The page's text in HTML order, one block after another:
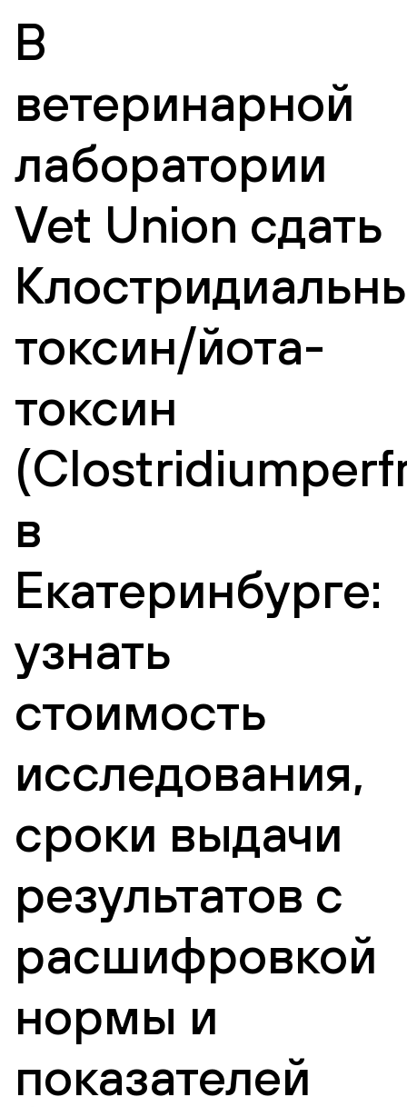
В
ветеринарной
лаборатории
Vet Union сдать
токсин/йота-
токсин
в
Екатеринбурге:
узнать
стоимость
исследования,
сроки выдачи
результатов с
расшифровкой
нормы и
показателей